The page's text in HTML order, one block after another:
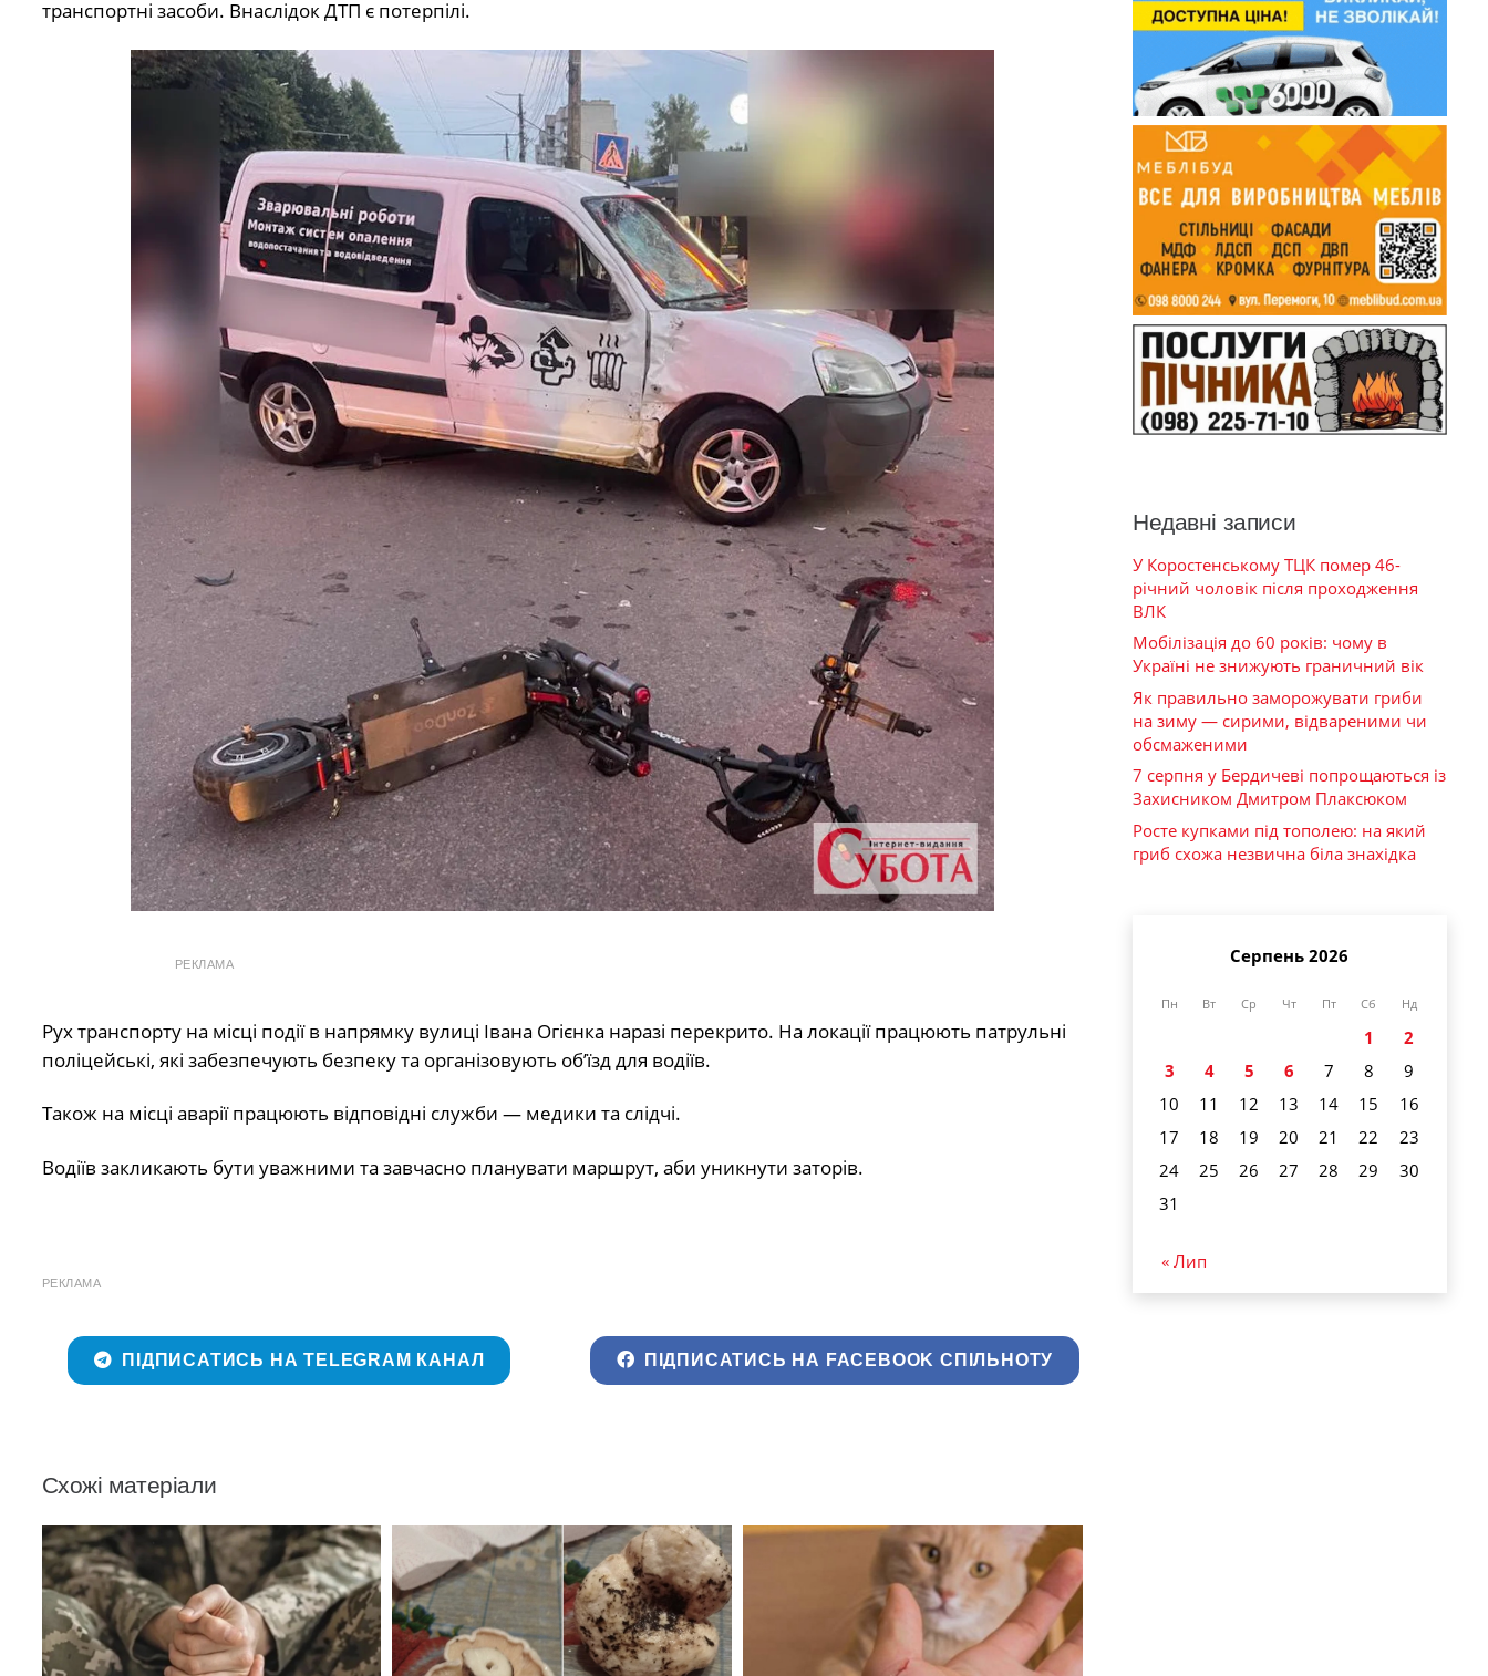
транспортні засоби. Внаслідок ДТП є потерпілі.
РЕКЛАМА
Рух транспорту на місці події в напрямку вулиці Івана Огієнка наразі перекрито. На локації працюють патрульні
поліцейські, які забезпечують безпеку та організовують об’їзд для водіїв.
Також на місці аварії працюють відповідні служби — медики та слідчі.
Водіїв закликають бути уважними та завчасно планувати маршрут, аби уникнути заторів.
РЕКЛАМА
ПІДПИСАТИСЬ НА TELEGRAM КАНАЛ ПІДПИСАТИСЬ НА FACEBOOK СПІЛЬНОТУ
Схожі матеріали
Недавні записи
У Коростенському ТЦК помер 46-
річний чоловік після проходження
ВЛК
Мобілізація до 60 років: чому в
Україні не знижують граничний вік
Як правильно заморожувати гриби
на зиму — сирими, відвареними чи
обсмаженими
7 серпня у Бердичеві попрощаються із
Захисником Дмитром Плаксюком
Росте купками під тополею: на який
гриб схожа незвична біла знахідка
Серпень 2026
Пн Вт Ср Чт Пт Сб Нд
1
2
3
4 5 6 7 8
9
10
11 12 13 14 15
16
17
18 19 20 21 22
23
24
25 26 27 28 29
30
31
« Лип